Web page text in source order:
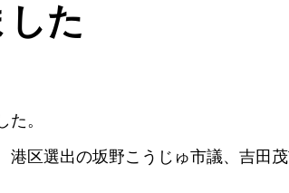
た
た。
港区選出の坂野こうじゅ市議、吉田